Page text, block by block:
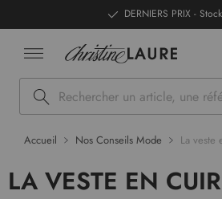
DERNIERS PRIX -
Rechercher
Accueil Nos Conseils Mode La veste
LA VESTE EN CUIR